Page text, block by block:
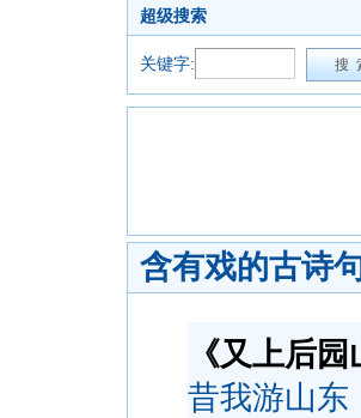
超级搜索
关键字:
含有戏的古诗
《又上后园
昔我游山东